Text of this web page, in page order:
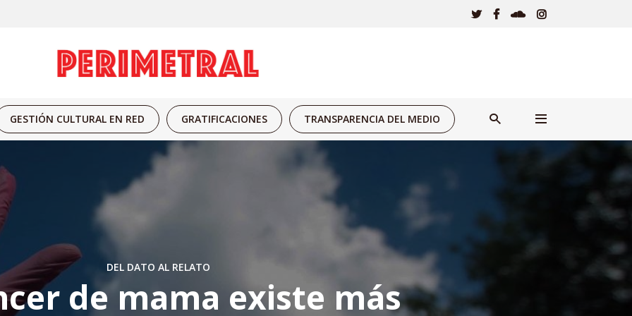
GESTIÓN CULTURAL EN RED GRATIFICACIONES TRANSPARENCIA DEL MEDIO
DEL DATO AL RELATO
de mama existe más